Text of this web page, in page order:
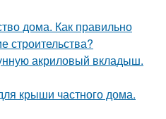
дома. Как правильно
строительства?
акриловый вкладыш.
крыши частного дома.